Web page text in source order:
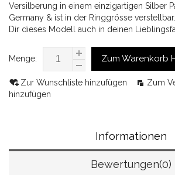
Versilberung in einem einzigartigen Silber
Germany & ist in der Ringgrösse
Dir dieses Modell auch in deinen
Menge: Zum Warenkorb
Zur Wunschliste hinzufügen
Zum
hinzufügen
Informationen
Bewertungen(0)